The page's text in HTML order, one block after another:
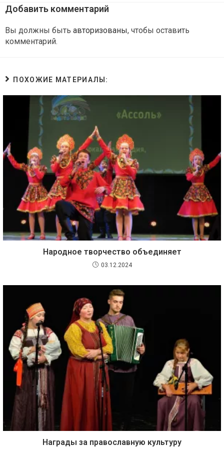
Добавить комментарий
Вы должны быть авторизованы, чтобы оставить
комментарий.
ПОХОЖИЕ МАТЕРИАЛЫ:
Народное творчество объединяет
03.12.2024
Награды за православную культуру